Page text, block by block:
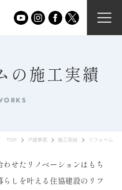
の施工実績
TOP 戸建事業 施工実績 リフォーム
わせたリノベーションはもち
らしを叶える住協建設のリフ